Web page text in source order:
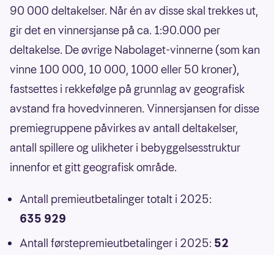
90 000 deltakelser. Når én av disse skal trekkes ut,
gir det en vinnersjanse på ca. 1:90.000 per
deltakelse. De øvrige Nabolaget-vinnerne (som kan
vinne 100 000, 10 000, 1000 eller 50 kroner),
fastsettes i rekkefølge på grunnlag av geografisk
avstand fra hovedvinneren. Vinnersjansen for disse
premiegruppene påvirkes av antall deltakelser,
antall spillere og ulikheter i bebyggelsesstruktur
innenfor et gitt geografisk område.
Antall premieutbetalinger totalt i 2025:
635 929
Antall førstepremieutbetalinger i 2025: 52